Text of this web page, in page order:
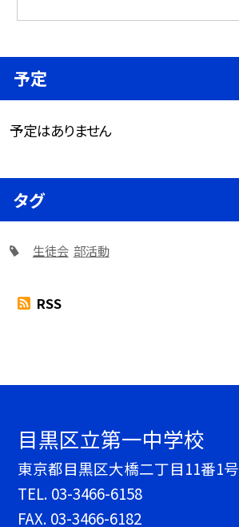
予定
予定はありません
タグ
生徒会 部活動
RSS
目黒区立第一中学校
東京都目黒区大橋二丁目11番1号
TEL. 03-3466-6158
FAX. 03-3466-6182